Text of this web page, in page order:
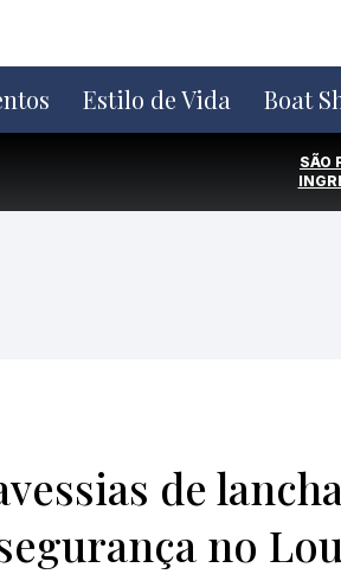
Estilo de Vida Boat
SÃO
de
no